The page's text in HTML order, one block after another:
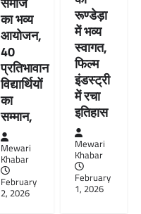
का भव्य
आयोजन,
40
प्रतिभावान
विद्यार्थियों
का
सम्मान,
Mewari
Khabar
February
2, 2026
रूण्डेड़ा
में भव्य
स्वागत,
फिल्म
इंडस्ट्री
में रचा
इतिहास
Mewari
Khabar
February
1, 2026